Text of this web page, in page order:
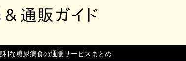
利な糖尿病食の通販サービスまとめ